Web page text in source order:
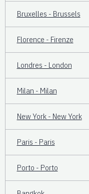
Bruxelles - Brussels
Florence - Firenze
Londres - London
Milan - Milan
New York - New York
Paris - Paris
Porto - Porto